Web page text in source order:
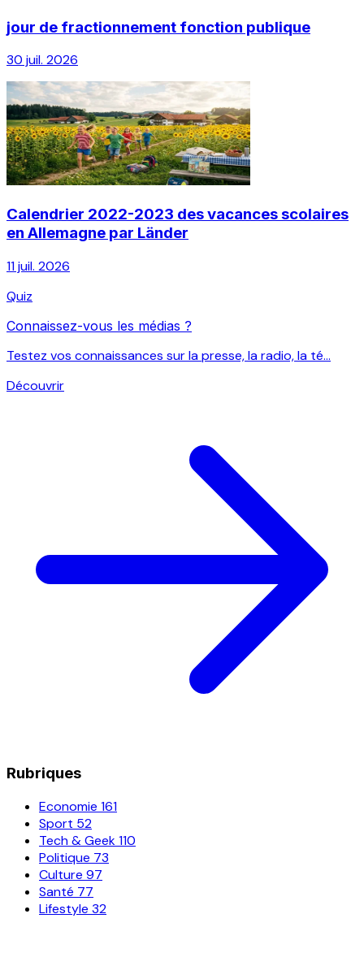
jour de fractionnement fonction publique
30 juil. 2026
Calendrier 2022-2023 des vacances scolaires
en Allemagne par Länder
11 juil. 2026
Quiz
Connaissez-vous les médias ?
Testez vos connaissances sur la presse, la radio, la té...
Découvrir
Rubriques
Economie 161
Sport 52
Tech & Geek110
Politique 73
Culture 97
Santé 77
Lifestyle 32